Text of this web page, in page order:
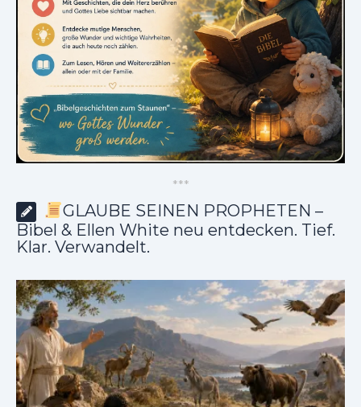
***
GLAUBE SEINEN PROPHETEN –
Bibel & Ellen White neu entdecken. Tief.
Klar. Verwandelt.